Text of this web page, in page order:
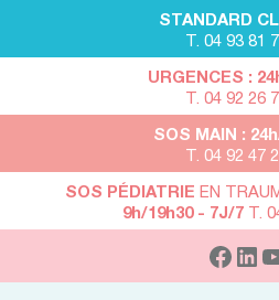
STANDARD
T. 04 93 81
URGENCES :
T. 04 92 26
SOS MAIN :
T. 04 92 47
SOS PÉDIATRIE EN
9h/19h30 - 7J/7T.